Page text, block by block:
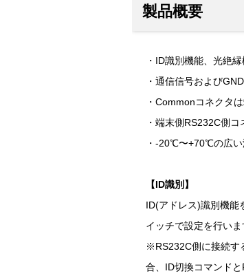
製品概要
・ID識別機能、光絶
・通信信号および
・Commonコネクタ
・端末側RS232C側
・-20℃〜+70℃の広い
【ID識別】
ID(アドレス)識別機
イッチで設定を行い
※RS232C側に接続す
合、ID切換コマンド